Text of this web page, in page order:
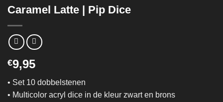
Caramel Latte | Pip Dice
€9,95
• Set 10 dobbelstenen
• Multicolor acryl dice in de kleur zwart en brons